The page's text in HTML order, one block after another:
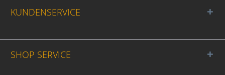
KUNDENSERVICE
SHOP SERVICE